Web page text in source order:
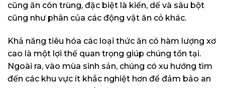
cũng ăn côn trùng, đặc biệt là kiến, dế và sâu bột
cũng như phân của các động vật ăn cỏ khác.
Khả năng tiêu hóa các loại thức ăn có hàm lượng xơ
cao là một lợi thế quan trọng giúp chúng tồn tại.
Ngoài ra, vào mùa sinh sản, chúng có xu hướng tìm
đến các khu vực ít khắc nghiệt hơn để đảm bảo an